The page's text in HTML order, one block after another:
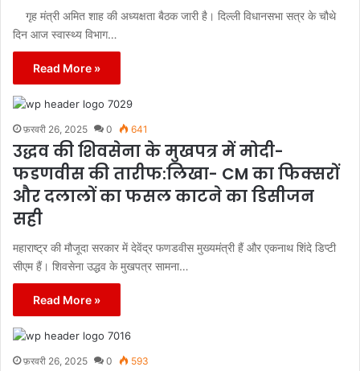
गृह मंत्री अमित शाह की अध्यक्षता बैठक जारी है। दिल्ली विधानसभा सत्र के चौथे
दिन आज स्वास्थ्य विभाग…
Read More »
फ़रवरी 26, 2025 0 641
उद्धव की शिवसेना के मुखपत्र में मोदी-
फडणवीस की तारीफ:लिखा- CM का फिक्सरों
और दलालों का फसल काटने का डिसीजन
सही
महाराष्ट्र की मौजूदा सरकार में देवेंद्र फणडवीस मुख्यमंत्री हैं और एकनाथ शिंदे डिप्टी
सीएम हैं। शिवसेना उद्धव के मुखपत्र सामना…
Read More »
फ़रवरी 26, 2025 0 593